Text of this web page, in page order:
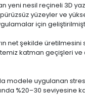
nesil reçineli 3D
yüzeyler ve
için
net şekilde
katman geçişleri
uygulanan stresi
%20–30